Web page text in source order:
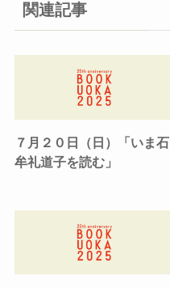
関連記事
７月２０日（日）「いま石
牟礼道子を読む」